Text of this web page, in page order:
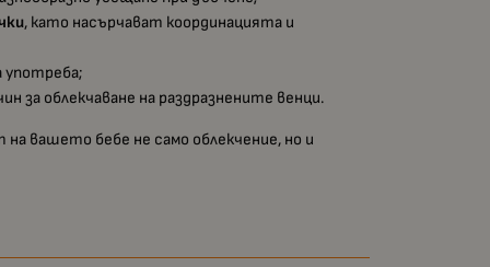
, като насърчават координацията и
употреба;
за облекчаване на раздразнените венци.
на вашето бебе не само облекчение, но и